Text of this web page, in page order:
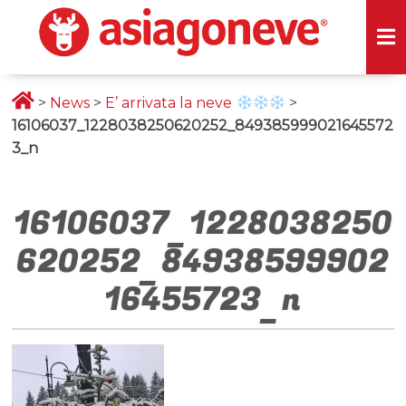
> News > E’ arrivata la neve
>
16106037_1228038250620252_849385999021645572
3_n
16106037_1228038250
620252_84938599902
16455723_n